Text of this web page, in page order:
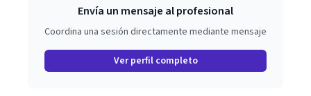
Envía un mensaje al profesional
Coordina una sesión directamente mediante mensaje
Ver perfil completo